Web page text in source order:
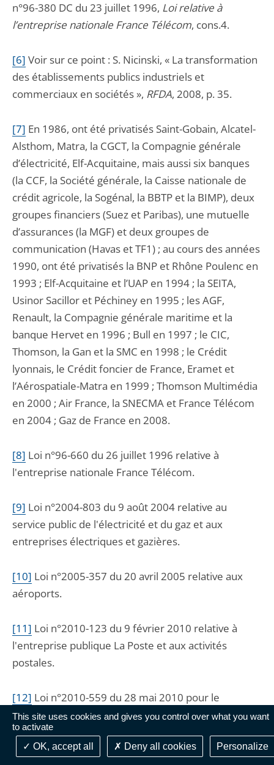
This site uses cookies and gives you control over what you want
to activate
OK, accept all
Deny all cookies Personalize
n°96-380 DC du 23 juillet 1996, Loi relative à
l’entreprise nationale France Télécom, cons.4.
[6] Voir sur ce point : S. Nicinski, « La transformation
des établissements publics industriels et
commerciaux en sociétés », RFDA, 2008, p. 35.
[7] En 1986, ont été privatisés Saint-Gobain, Alcatel-
Alsthom, Matra, la CGCT, la Compagnie générale
d’électricité, Elf-Acquitaine, mais aussi six banques
(la CCF, la Société générale, la Caisse nationale de
crédit agricole, la Sogénal, la BBTP et la BIMP), deux
groupes financiers (Suez et Paribas), une mutuelle
d’assurances (la MGF) et deux groupes de
communication (Havas et TF1) ; au cours des années
1990, ont été privatisés la BNP et Rhône Poulenc en
1993 ; Elf-Acquitaine et l’UAP en 1994 ; la SEITA,
Usinor Sacillor et Péchiney en 1995 ; les AGF,
Renault, la Compagnie générale maritime et la
banque Hervet en 1996 ; Bull en 1997 ; le CIC,
Thomson, la Gan et la SMC en 1998 ; le Crédit
lyonnais, le Crédit foncier de France, Eramet et
l’Aérospatiale-Matra en 1999 ; Thomson Multimédia
en 2000 ; Air France, la SNECMA et France Télécom
en 2004 ; Gaz de France en 2008.
[8] Loi n°96-660 du 26 juillet 1996 relative à
l'entreprise nationale France Télécom.
[9] Loi n°2004-803 du 9 août 2004 relative au
service public de l'électricité et du gaz et aux
entreprises électriques et gazières.
[10] Loi n°2005-357 du 20 avril 2005 relative aux
aéroports.
[11] Loi n°2010-123 du 9 février 2010 relative à
l'entreprise publique La Poste et aux activités
postales.
[12] Loi n°2010-559 du 28 mai 2010 pour le
développement des sociétés publiques locales.
[13] Loi n°83-597 du 7 juillet 1983 relative aux